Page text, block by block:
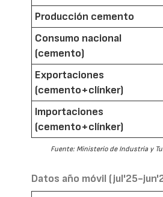
Producción cemento
Consumo nacional
(cemento)
Exportaciones
(cemento+clínker)
Importaciones
(cemento+clínker)
Fuente: Ministerio de Industria y
Datos año móvil (jul'25-